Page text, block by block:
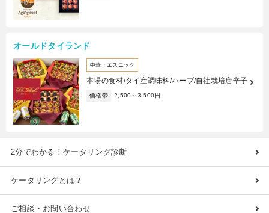
オールドタイランド
中華・エスニック
本場の食材/タイ産調味料/ハーブ/自社栽培唐辛子
価格帯 2,500～3,500円
2分でわかる！ケータリング診断
ケータリングとは？
ご相談・お問い合わせ